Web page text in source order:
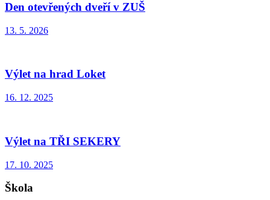
Den otevřených dveří v ZUŠ
13. 5. 2026
Výlet na hrad Loket
16. 12. 2025
Výlet na TŘI SEKERY
17. 10. 2025
Škola